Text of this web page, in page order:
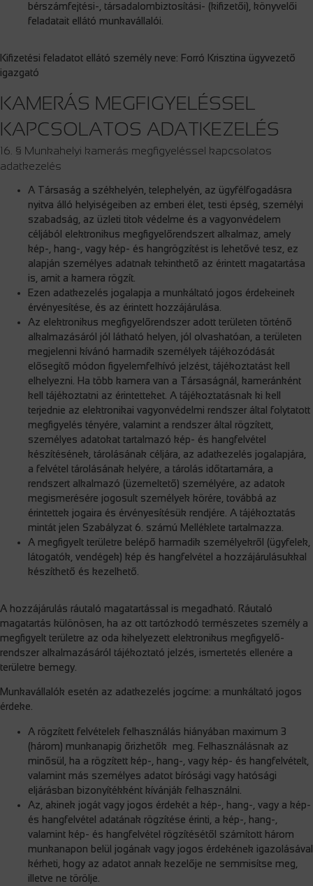
bérszámfejtési-, társadalombiztosítási- (kifizetői), könyvelői
feladatait ellátó munkavállalói.
Kifizetési feladatot ellátó személy neve: Forró Krisztina ügyvezető
igazgató
KAMERÁS MEGFIGYELÉSSEL
KAPCSOLATOS ADATKEZELÉS
16. § Munkahelyi kamerás megfigyeléssel kapcsolatos
adatkezelés
A Társaság a székhelyén, telephelyén, az ügyfélfogadásra
nyitva álló helyiségeiben az emberi élet, testi épség, személyi
szabadság, az üzleti titok védelme és a vagyonvédelem
céljából elektronikus megfigyelőrendszert alkalmaz, amely
kép-, hang-, vagy kép- és hangrögzítést is lehetővé tesz, ez
alapján személyes adatnak tekinthető az érintett magatartása
is, amit a kamera rögzít.
Ezen adatkezelés jogalapja a munkáltató jogos érdekeinek
érvényesítése, és az érintett hozzájárulása.
Az elektronikus megfigyelőrendszer adott területen történő
alkalmazásáról jól látható helyen, jól olvashatóan, a területen
megjelenni kívánó harmadik személyek tájékozódását
elősegítő módon figyelemfelhívó jelzést, tájékoztatást kell
elhelyezni. Ha több kamera van a Társaságnál, kameránként
kell tájékoztatni az érintetteket. A tájékoztatásnak ki kell
terjednie az elektronikai vagyonvédelmi rendszer által folytatott
megfigyelés tényére, valamint a rendszer által rögzített,
személyes adatokat tartalmazó kép- és hangfelvétel
készítésének, tárolásának céljára, az adatkezelés jogalapjára,
a felvétel tárolásának helyére, a tárolás időtartamára, a
rendszert alkalmazó (üzemeltető) személyére, az adatok
megismerésére jogosult személyek körére, továbbá az
érintettek jogaira és érvényesítésük rendjére. A tájékoztatás
mintát jelen Szabályzat 6. számú Melléklete tartalmazza.
A megfigyelt területre belépő harmadik személyekről (ügyfelek,
látogatók, vendégek) kép és hangfelvétel a hozzájárulásukkal
készíthető és kezelhető.
A hozzájárulás ráutaló magatartással is megadható. Ráutaló
magatartás különösen, ha az ott tartózkodó természetes személy a
megfigyelt területre az oda kihelyezett elektronikus megfigyelő-
rendszer alkalmazásáról tájékoztató jelzés, ismertetés ellenére a
területre bemegy.
Munkavállalók esetén az adatkezelés jogcíme: a munkáltató jogos
érdeke.
A rögzített felvételek felhasználás hiányában maximum 3
(három) munkanapig őrizhetők meg. Felhasználásnak az
minősül, ha a rögzített kép-, hang-, vagy kép- és hangfelvételt,
valamint más személyes adatot bírósági vagy hatósági
eljárásban bizonyítékként kívánják felhasználni.
Az, akinek jogát vagy jogos érdekét a kép-, hang-, vagy a kép-
és hangfelvétel adatának rögzítése érinti, a kép-, hang-,
valamint kép- és hangfelvétel rögzítésétől számított három
munkanapon belül jogának vagy jogos érdekének igazolásával
kérheti, hogy az adatot annak kezelője ne semmisítse meg,
illetve ne törölje.